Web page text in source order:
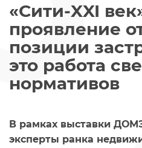
«Сити-XXI
проявление
позиции
это работа
нормативов
В рамках выставки
эксперты ранка